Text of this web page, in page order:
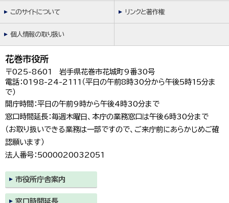
このサイトについて リンクと著作権
個人情報の取り扱い
花巻市役所
〒025-8601 岩手県花巻市花城町9番30号
電話：0198-24-2111（平日の午前8時30分から午後5時15分ま
で）
開庁時間：平日の午前9時から午後4時30分まで
窓口時間延長：毎週木曜日、本庁の業務窓口は午後6時30分まで
（お取り扱いできる業務は一部ですので、ご来庁前にあらかじめご確
認願います）
法人番号：5000020032051
市役所庁舎案内
窓口時間延長